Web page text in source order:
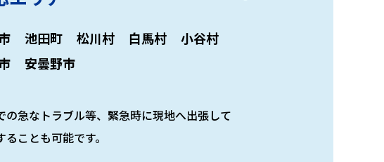
池田町 松川村 白馬村
小谷村
安曇野市
の急なトラブル等、緊急時に現地へ出張して
ることも可能です。